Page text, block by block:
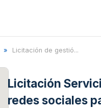
Licitación de gestió...
Licitación
redes sociales